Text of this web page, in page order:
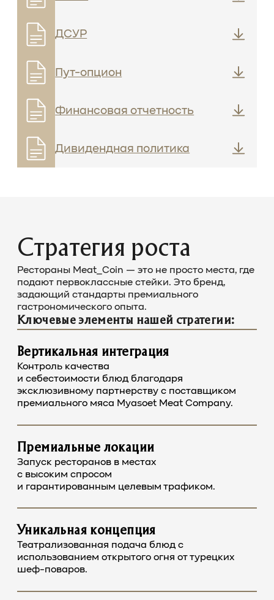
ДСУР
Пут-опцион
Финансовая отчетность
Дивидендная политика
Стратегия роста
Рестораны Meat_Coin — это не просто места, где
подают первоклассные стейки. Это бренд,
задающий стандарты премиального
гастрономического опыта.
Ключевые элементы нашей стратегии:
Вертикальная интеграция
Контроль качества
и себестоимости блюд благодаря
эксклюзивному партнерству с поставщиком
премиального мяса Myasoet Meat Company.
Премиальные локации
Запуск ресторанов в местах
с высоким спросом
и гарантированным целевым трафиком.
Уникальная концепция
Театрализованная подача блюд с
использованием открытого огня от турецких
шеф-поваров.